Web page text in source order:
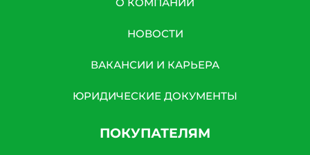
НОВОСТИ
ВАКАНСИИ И КАРЬЕРА
ЮРИДИЧЕСКИЕ ДОКУМЕНТЫ
ПОКУПАТЕЛЯМ